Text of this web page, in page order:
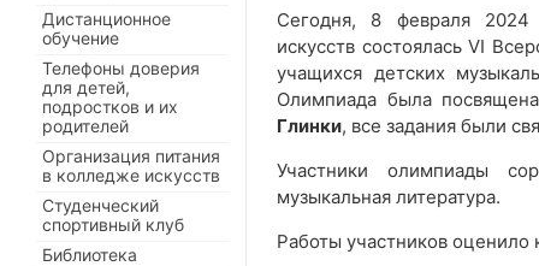
Сегодня, 8 февраля 2024
искусств состоялась VI
учащихся детских
Олимпиада была
Глинки, все задания были
Участники олимпиады
музыкальная литература.
Работы участников
Дистанционное
обучение
Телефоны доверия
для детей,
подростков и их
родителей
Организация питания
в колледже искусств
Студенческий
спортивный клуб
Библиотека